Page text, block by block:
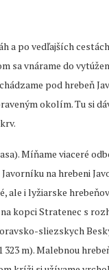
a po vedľajších
sa vnárame do
pod hrebeň
okolím. Tu si
Míňame viaceré
na hrebeni
ale i lyžiarske
kopci Stratenec s
sliezskych
323 m). Malebnou